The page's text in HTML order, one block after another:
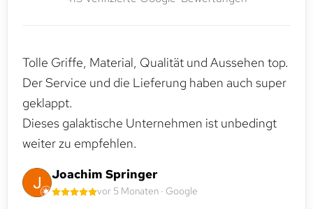
Tolle Griffe, Material, Qualität und Aussehen top.
Der Service und die Lieferung haben auch super
geklappt.
Dieses galaktische Unternehmen ist unbedingt
weiter zu empfehlen.
Joachim Springer
vor 5 Monaten · Google